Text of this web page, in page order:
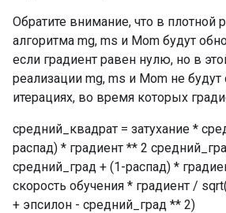
Обратите внимание, что в плотной
алгоритма mg, ms и Mom будут
если градиент равен нулю, но в
реализации mg, ms и Mom не будут
итерациях, во время которых
средний_квадрат = затухание *
распад) * градиент ** 2
средний_град + (1-распад) *
скорость обучения * градиент /
+ эпсилон - средний_град ** 2)